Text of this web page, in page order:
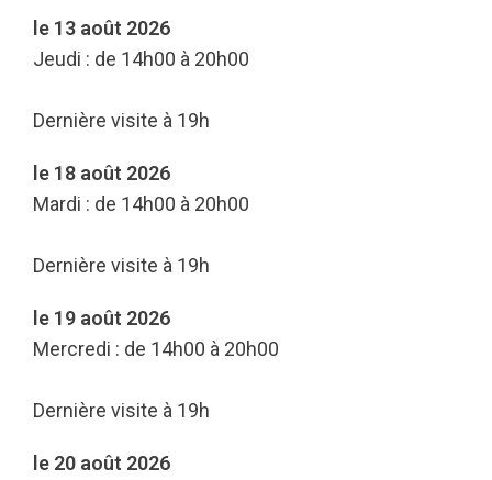
le 13 août 2026
Jeudi : de 14h00 à 20h00
Dernière visite à 19h
le 18 août 2026
Mardi : de 14h00 à 20h00
Dernière visite à 19h
le 19 août 2026
Mercredi : de 14h00 à 20h00
Dernière visite à 19h
le 20 août 2026